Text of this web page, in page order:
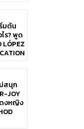
มต้น
ร? พูด
LÓPEZ
สนุก
JOY
งหญิง